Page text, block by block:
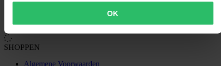
OK
SHOPPEN
Algemene Voorwaarden